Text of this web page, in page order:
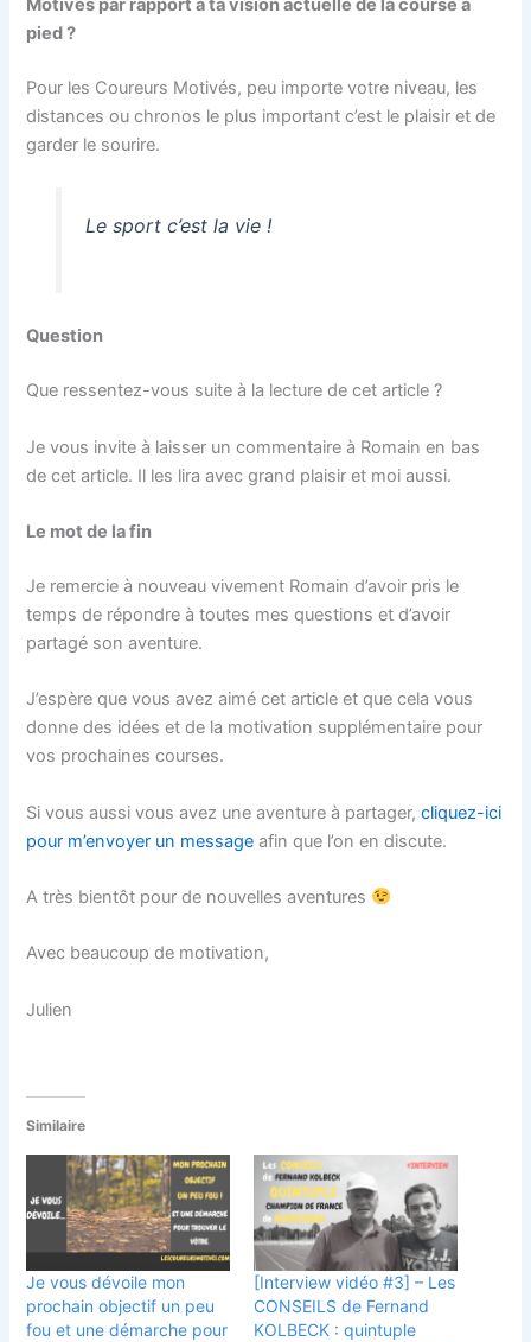
Motivés par rapport à ta vision actuelle de la course à
pied ?
Pour les Coureurs Motivés, peu importe votre niveau, les
distances ou chronos le plus important c’est le plaisir et de
garder le sourire.
Le sport c’est la vie !
Question
Que ressentez-vous suite à la lecture de cet article ?
Je vous invite à laisser un commentaire à Romain en bas
de cet article. Il les lira avec grand plaisir et moi aussi.
Le mot de la fin
Je remercie à nouveau vivement Romain d’avoir pris le
temps de répondre à toutes mes questions et d’avoir
partagé son aventure.
J’espère que vous avez aimé cet article et que cela vous
donne des idées et de la motivation supplémentaire pour
vos prochaines courses.
Si vous aussi vous avez une aventure à partager,cliquez-ici
pour m’envoyer un message afin que l’on en discute.
A très bientôt pour de nouvelles aventures
Avec beaucoup de motivation,
Julien
Similaire
Je vous dévoile mon
prochain objectif un peu
fou et une démarche pour
[Interview vidéo #3] – Les
CONSEILS de Fernand
KOLBECK : quintuple